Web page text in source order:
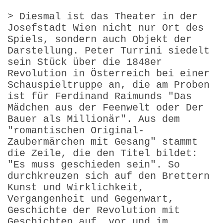
> Diesmal ist das Theater in der
Josefstadt Wien nicht nur Ort des
Spiels, sondern auch Objekt der
Darstellung. Peter Turrini siedelt
sein Stück über die 1848er
Revolution in Österreich bei einer
Schauspieltruppe an, die am Proben
ist für Ferdinand Raimunds "Das
Mädchen aus der Feenwelt oder Der
Bauer als Millionär". Aus dem
"romantischen Original-
Zaubermärchen mit Gesang" stammt
die Zeile, die den Titel bildet:
"Es muss geschieden sein". So
durchkreuzen sich auf den Brettern
Kunst und Wirklichkeit,
Vergangenheit und Gegenwart,
Geschichte der Revolution mit